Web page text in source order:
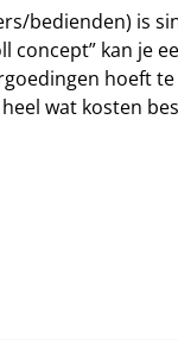
bedienden) is
kan je
hoeft
wat kosten